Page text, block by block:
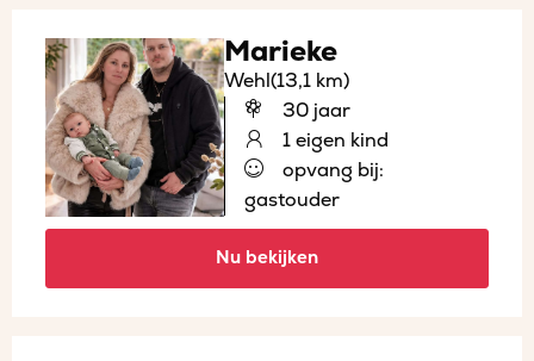
Marieke
Wehl(13,1 km)
30 jaar
1 eigen kind
opvang bij:
gastouder
Nu bekijken